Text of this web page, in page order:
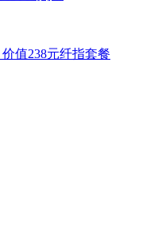
值238元纤指套餐